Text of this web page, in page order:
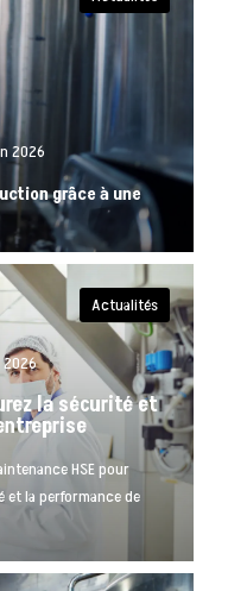
2026
grâce à une
Actualités
2026
la sécurité et
HSE pour
la performance de